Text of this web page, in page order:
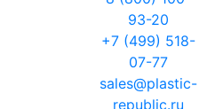
93-20
+7 (499) 518-
07-77
sales@plastic-
republic.ru